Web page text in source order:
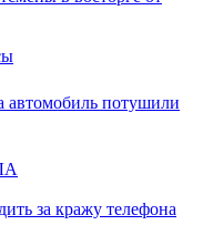
автомобиль потушили
за кражу телефона